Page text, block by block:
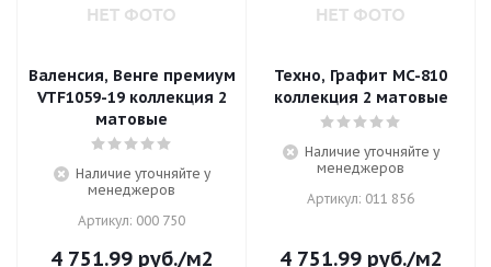
Валенсия, Венге премиум
VTF1059-19 коллекция 2
матовые
Наличие уточняйте у
менеджеров
Артикул: 000 750
4 751.99руб./м2
Техно, Графит MC-810
коллекция 2 матовые
Наличие уточняйте у
менеджеров
Артикул: 011 856
4 751.99руб./м2